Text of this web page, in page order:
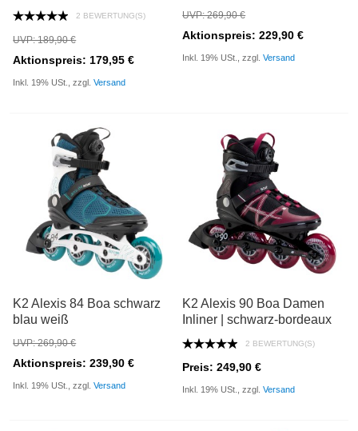
2 BEWERTUNG(S)
UVP: 189,90 €
Aktionspreis: 179,95 €
Inkl. 19% USt., zzgl.Versand
UVP: 269,90 €
Aktionspreis: 229,90 €
Inkl. 19% USt., zzgl.Versand
K2 Alexis 84 Boa schwarz
blau weiß
UVP: 269,90 €
Aktionspreis: 239,90 €
Inkl. 19% USt., zzgl.Versand
K2 Alexis 90 Boa Damen
Inliner | schwarz-bordeaux
2 BEWERTUNG(S)
Preis: 249,90 €
Inkl. 19% USt., zzgl.Versand